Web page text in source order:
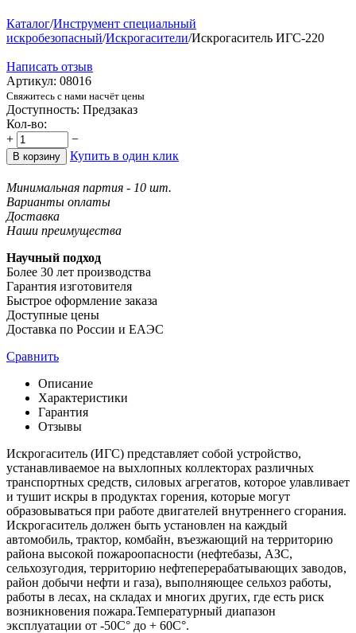
Каталог/Инструмент специальный
искробезопасный/Искрогасители/Искрогаситель ИГС-220
Написать отзыв
Артикул: 08016
Свяжитесь с нами насчёт цены
Доступность: Предзаказ
Кол-во:
+
−
В корзину Купить в один клик
Минимальная партия - 10 шт.
Варианты оплаты
Доставка
Наши преимущества
Научный подход
Более 30 лет производства
Гарантия изготовителя
Быстрое оформление заказа
Доступные цены
Доставка по России и ЕАЭС
Сравнить
Описание
Характеристики
Гарантия
Отзывы
Искрогаситель (ИГС) представляет собой устройство,
устанавливаемое на выхлопных коллекторах различных
транспортных средств, силовых агрегатов, которое улавливает
и тушит искры в продуктах горения, которые могут
образовываться при работе двигателей внутреннего сгорания.
Искрогаситель должен быть установлен на каждый
автомобиль, трактор, комбайн, въезжающий на территорию
района высокой пожароопасности (нефтебазы, АЗС,
сельхозугодия, территорию нефтеперерабатывающих заводов,
район добычи нефти и газа), выполняющее сельхоз работы,
работы в лесах, на складах и многих других, где есть риск
возникновения пожара.Температурный диапазон
эксплуатации от -50С° до + 60С°.